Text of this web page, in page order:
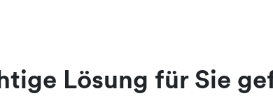
Lösung für Sie